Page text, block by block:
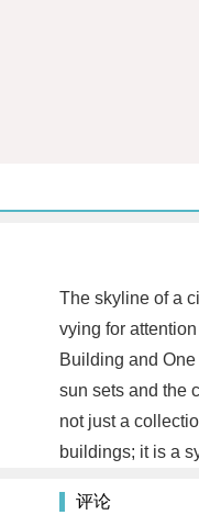
The skyline of a
vying for
Building and
sun sets and the
not just a
buildings; it is a
评论